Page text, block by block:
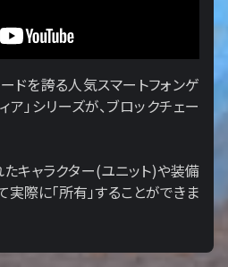
ドを誇る人気スマートフォンゲ
ア」シリーズが、ブロックチェー
キャラクター(ユニット)や装備
際に「所有」することができま